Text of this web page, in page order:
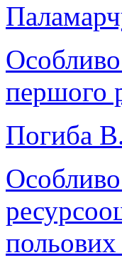
першого
Погиба
польових